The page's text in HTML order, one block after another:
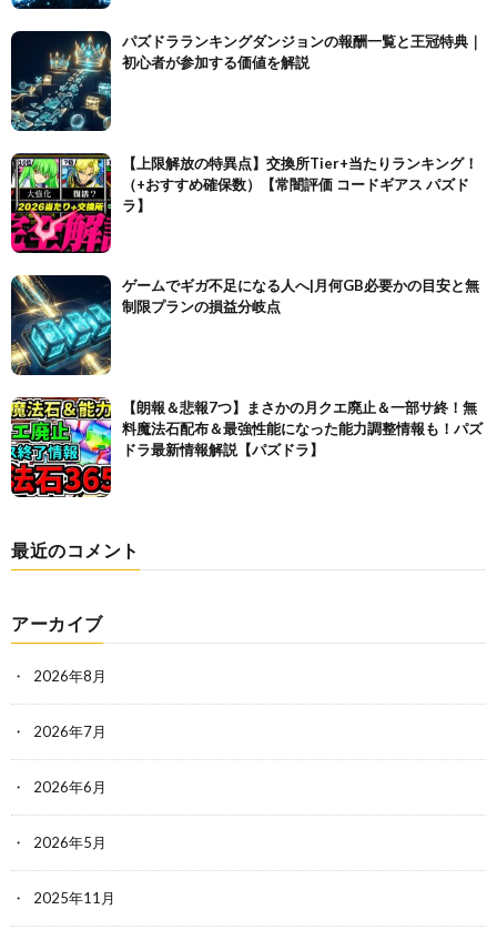
パズドラランキングダンジョンの報酬一覧と王冠特典｜
初心者が参加する価値を解説
【上限解放の特異点】交換所Tier+当たりランキング！
（+おすすめ確保数）【常闇評価 コードギアス パズド
ラ】
ゲームでギガ不足になる人へ|月何GB必要かの目安と無
制限プランの損益分岐点
【朗報＆悲報7つ】まさかの月クエ廃止＆一部サ終！無
料魔法石配布＆最強性能になった能力調整情報も！パズ
ドラ最新情報解説【パズドラ】
最近のコメント
アーカイブ
2026年8月
2026年7月
2026年6月
2026年5月
2025年11月